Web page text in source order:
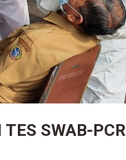
SWAB-PCR